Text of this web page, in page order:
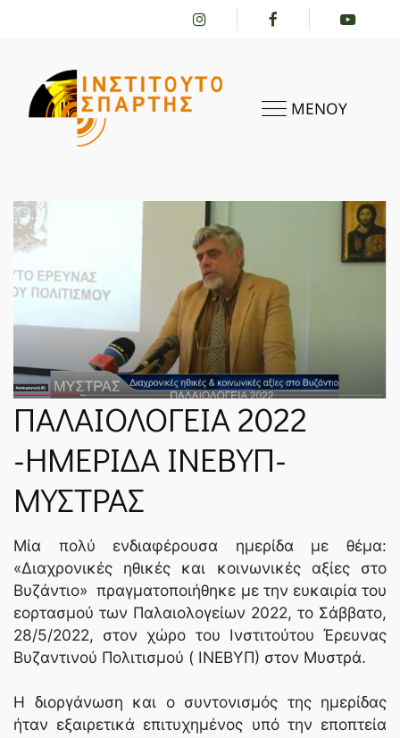
ΜΕΝΟΥ
ΤΟ ΙΝΣΤΙΤΟΎΤΟ
ΔΡΑΣΤΗΡΙΌΤΗΤΕΣ
ΝΈΑ
SPARTANET
E-JOURNAL
ΠΑΛΑΙΟΛΟΓΕΙΑ 2022
-ΗΜΕΡΙΔΑ ΙΝΕΒΥΠ-
ΜΥΣΤΡΑΣ
Μία πολύ ενδιαφέρουσα ημερίδα με θέμα:
«Διαχρονικές ηθικές και κοινωνικές αξίες στο
Βυζάντιο» πραγματοποιήθηκε με την ευκαιρία του
εορτασμού των Παλαιολογείων 2022, το Σάββατο,
28/5/2022, στον χώρο του Ινστιτούτου Έρευνας
Βυζαντινού Πολιτισμού ( ΙΝΕΒΥΠ) στον Μυστρά.
Η διοργάνωση και ο συντονισμός της ημερίδας
ήταν εξαιρετικά επιτυχημένος υπό την εποπτεία